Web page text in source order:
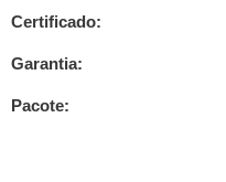
Certificado:
Garantia:
Pacote: